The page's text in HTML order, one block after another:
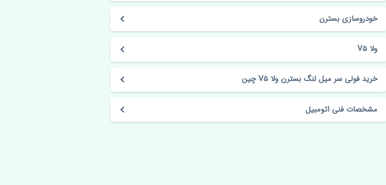
خودروسازی بسترن
ولا V5
خرید فولی سر میل لنگ بسترن ولا V5 چین
مشخصات فنی اتومبیل